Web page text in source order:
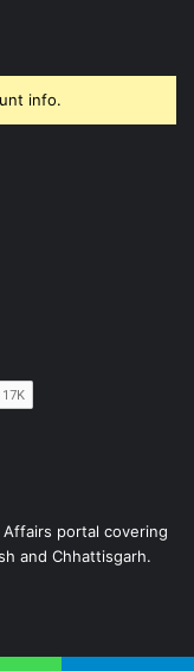
info.
portal covering
and Chhattisgarh.